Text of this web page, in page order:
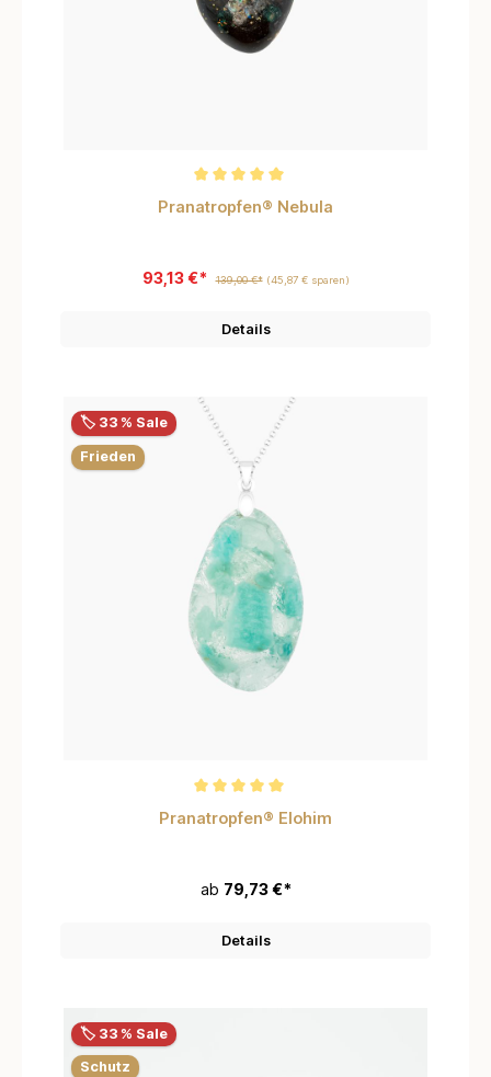
Durchschnittliche Bewertung von 5 von 5 Sternen
Pranatropfen® Nebula
93,13 €* 139,00 €* (45,87 € sparen)
Details
🏷️ 33 % Sale
Frieden
Durchschnittliche Bewertung von 5 von 5 Sternen
Pranatropfen® Elohim
ab 79,73 €*
Details
🏷️ 33 % Sale
Schutz